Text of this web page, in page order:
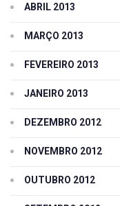
ABRIL 2013
MARÇO 2013
FEVEREIRO 2013
JANEIRO 2013
DEZEMBRO 2012
NOVEMBRO 2012
OUTUBRO 2012